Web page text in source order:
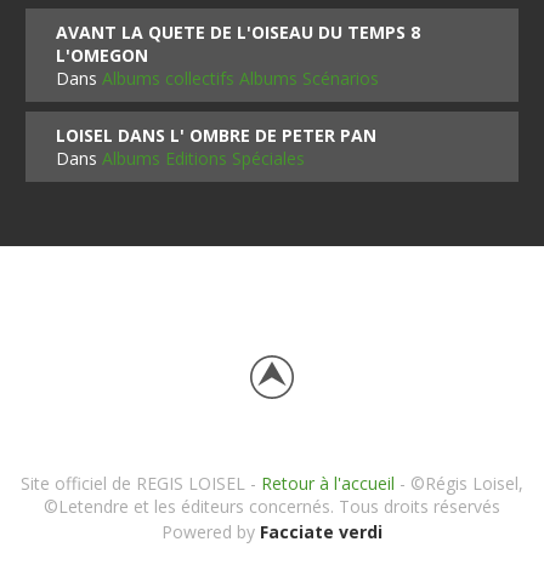
AVANT LA QUETE DE L'OISEAU DU TEMPS 8
L'OMEGON
DansAlbums collectifs Albums Scénarios
LOISEL DANS L' OMBRE DE PETER PAN
DansAlbums Editions Spéciales
Site officiel de REGIS LOISEL - Retour à l'accueil - ©Régis Loisel,
©Letendre et les éditeurs concernés. Tous droits réservés
Powered by Facciate verdi